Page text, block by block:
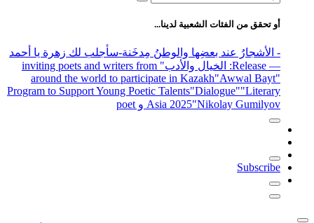
أو تحقق من الفئات الشعبية لدينا...
- الأشجارُ عند بعضِها والوطنُ مِدخَنة-سأجلب لك زهرة يا أحمد
— Release
: الخيال والأدب
" inviting poets and writers from
around the world to participate in Kazakh"Awwal Bayt"
Program to Support Young Poetic Talents"Dialogue""Literary
Asia 2025"Nikolay Gumilyov و poet
Subscribe